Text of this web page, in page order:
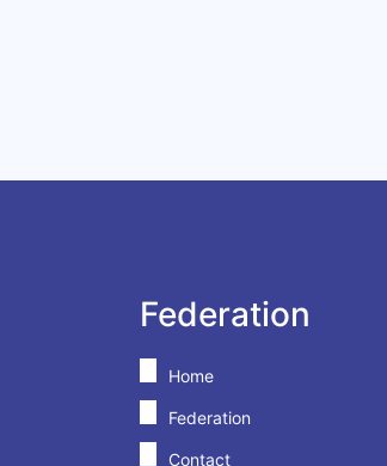
Federation
Home
Federation
Contact